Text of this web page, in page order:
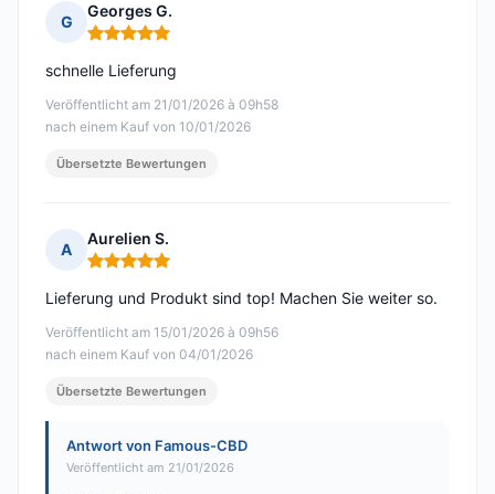
G
Georges G.
Hinweis: 5 von 5
Veröffentlicht am 21/01/2026 à 09h58
nach einem Kauf von 10/01/2026
schnelle Lieferung
Übersetzte Bewertungen
A
Aurelien S.
Hinweis: 5 von 5
Veröffentlicht am 15/01/2026 à 09h56
nach einem Kauf von 04/01/2026
Lieferung und Produkt sind top! Machen Sie weiter so.
Übersetzte Bewertungen
Antwort von Famous-CBD
Veröffentlicht am 21/01/2026